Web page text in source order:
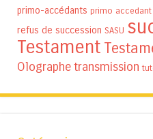
primo-accédants primo accedant
refus de succession SASU
Testament
Olographetransmission